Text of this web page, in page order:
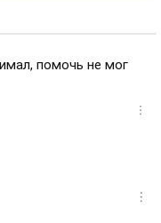
помочь не мог